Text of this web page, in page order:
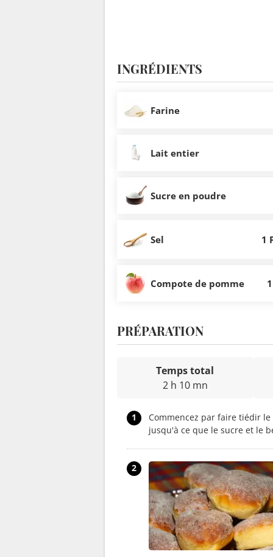
INGRÉDIENTS
Farine
Lait entier
Sucre en poudre
Sel 1
Compote de pomme
PRÉPARATION
Temps total
2 h 10 mn
1
Commencez par faire tiédir
jusqu'à ce que le sucre et le
2